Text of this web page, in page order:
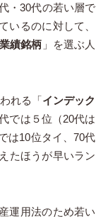
・30代の若い層で
いるのに対して、
績銘柄 」を選ぶ人
れる「インデック
では５位（20代は
は10位タイ、70代
たほうが早いラン
運用法のため若い